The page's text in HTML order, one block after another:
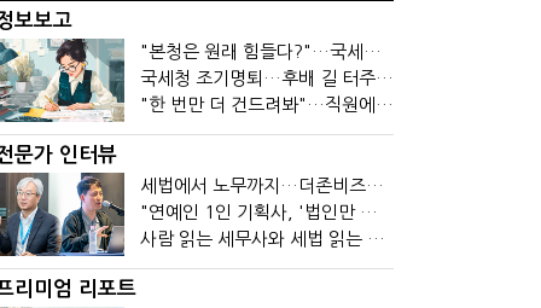
보보고
"본청은 원래 힘들다?"…국세청 직원들이 떠나는 이유
국세청 조기명퇴…후배 길 터주기? 선배 밀어내기?
"한 번만 더 건드려봐"…직원에 폭발한 관세청장, 왜?
문가 인터뷰
세법에서 노무까지…더존비즈온 AI 목표는 '전문가의 시간'
"연예인 1인 기획사, '법인만 세우면 절세' 시대 끝났다"
사람 읽는 세무사와 세법 읽는 회계사가 만나면?
리미엄 리포트